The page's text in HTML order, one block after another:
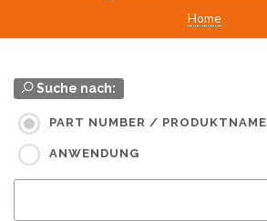
Home
Suche nach:
PART NUMBER / PRODUKTNAME
ANWENDUNG